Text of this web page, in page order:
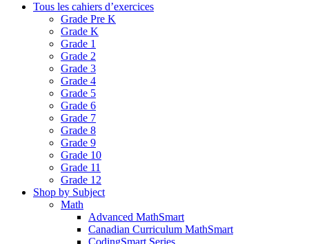
Tous les cahiers d’exercices
Grade Pre K
Grade K
Grade 1
Grade 2
Grade 3
Grade 4
Grade 5
Grade 6
Grade 7
Grade 8
Grade 9
Grade 10
Grade 11
Grade 12
Shop by Subject
Math
Advanced MathSmart
Canadian Curriculum MathSmart